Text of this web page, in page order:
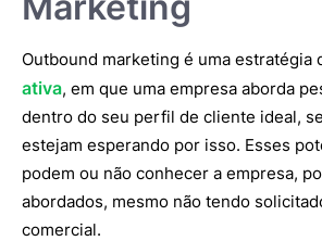
Outbound marketing é uma estratégia
ativa, em que uma empresa aborda
dentro do seu perfil de cliente ideal,
estejam esperando por isso. Esses
podem ou não conhecer a empresa,
abordados, mesmo não tendo
comercial.